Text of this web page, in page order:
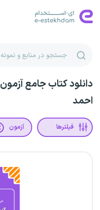
دانلود کتاب جامع
احمد
فیلترها آزمون